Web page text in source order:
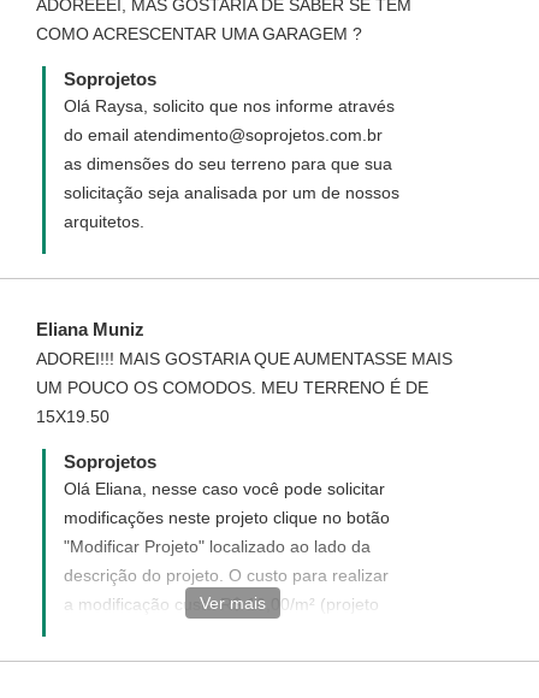
segunda após a definição/aprovação do
projeto inicial (planta baixa mobiliada) que
será o valor restante necessário para
pagamento (R$ 15,00 / m² com o desconto
da primeira parcela). A área a ser
considerada para o cálculo do valor é a
área construída da residência (área do
projeto).
ADOREEEI, MAS GOSTARIA DE SABER SE TEM
COMO ACRESCENTAR UMA GARAGEM ?
Soprojetos
Olá Raysa, solicito que nos informe através
do email atendimento@soprojetos.com.br
as dimensões do seu terreno para que sua
solicitação seja analisada por um de nossos
arquitetos.
Eliana Muniz
ADOREI!!! MAIS GOSTARIA QUE AUMENTASSE MAIS
UM POUCO OS COMODOS. MEU TERRENO É DE
15X19.50
Soprojetos
Olá Eliana, nesse caso você pode solicitar
modificações neste projeto clique no botão
"Modificar Projeto" localizado ao lado da
descrição do projeto. O custo para realizar
a modificação custa R$ 10,00/m² (projeto
primeira R$ 800,00 na solicitação da
Ver mais